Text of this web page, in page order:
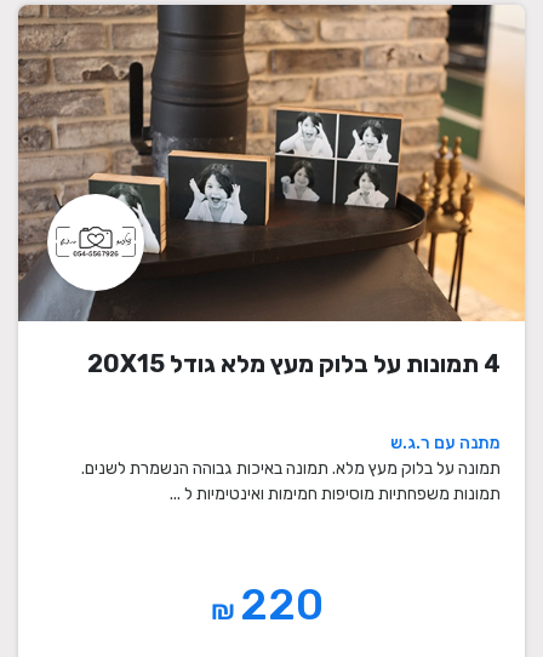
4 תמונות על בלוק מעץ מלא גודל 20X15
מתנה עם ר.ג.ש
תמונה על בלוק מעץ מלא. תמונה באיכות גבוהה הנשמרת לשנים.
תמונות משפחתיות מוסיפות חמימות ואינטימיות ל ...
₪